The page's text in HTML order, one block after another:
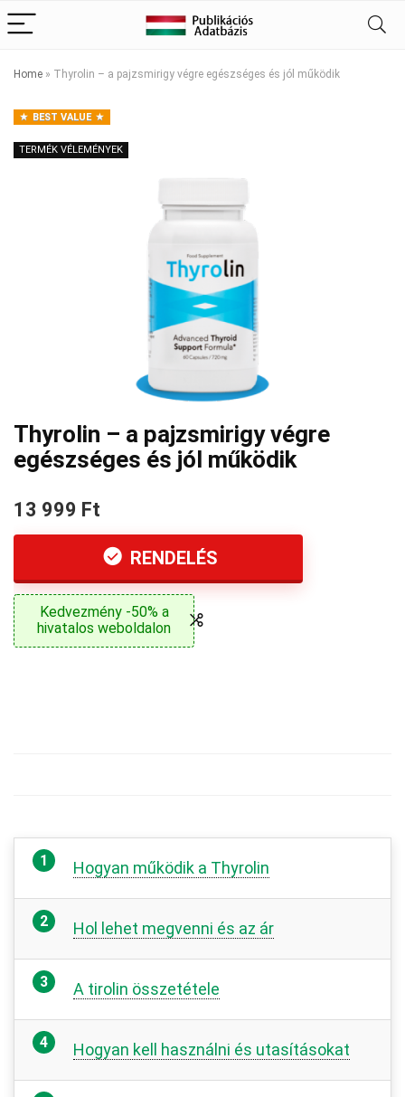
Home » Thyrolin – a pajzsmirigy végre egészséges és jól működik
BEST VALUE
TERMÉK VÉLEMÉNYEK
Thyrolin – a pajzsmirigy végre
egészséges és jól működik
13 999 Ft
RENDELÉS
Kedvezmény -50% a
hivatalos weboldalon
Hogyan működik a Thyrolin
Hol lehet megvenni és az ár
A tirolin összetétele
Hogyan kell használni és utasításokat